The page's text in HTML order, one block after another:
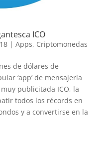
ICO
| Apps, Criptomonedas
de dólares de
‘app’ de mensajería
publicitada ICO, la
todos los récords en
y a convertirse en la